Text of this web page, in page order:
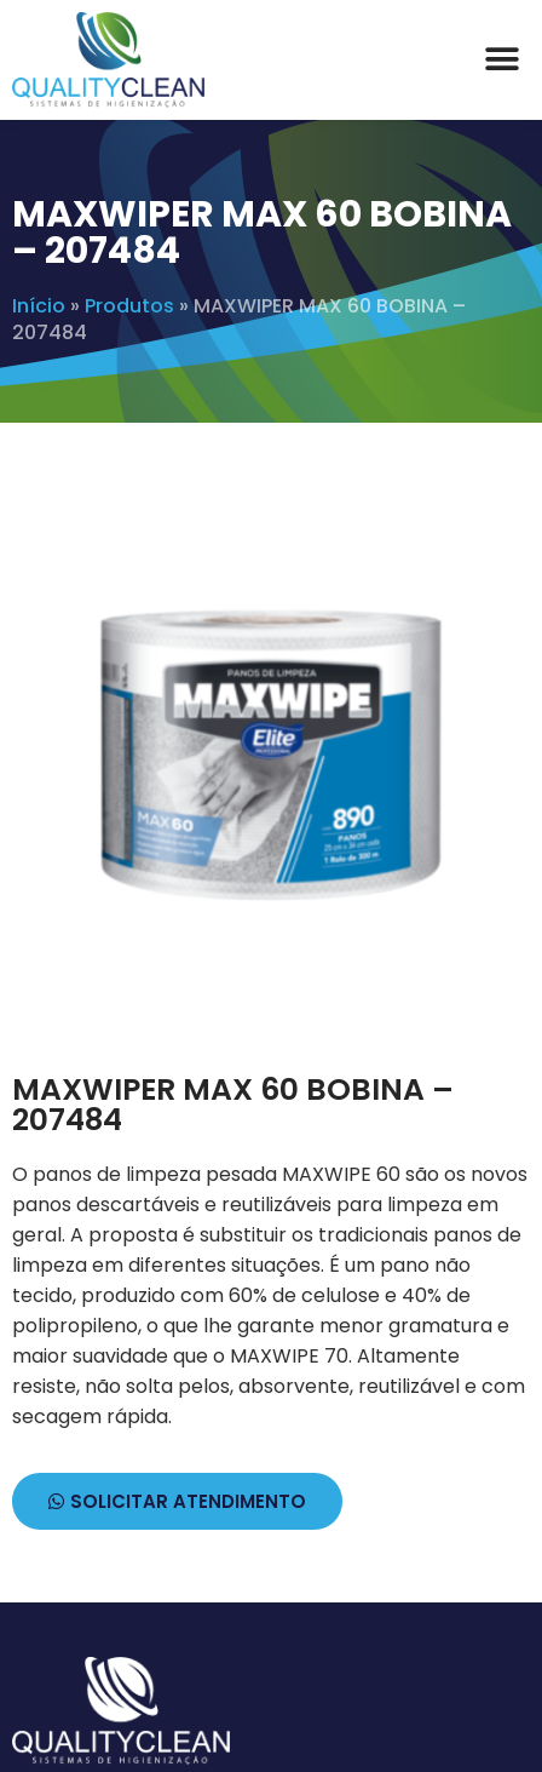
MAXWIPER MAX 60 BOBINA
– 207484
Início » Produtos »MAXWIPER MAX 60 BOBINA –
207484
MAXWIPER MAX 60 BOBINA –
207484
O panos de limpeza pesada MAXWIPE 60 são os novos
panos descartáveis e reutilizáveis para limpeza em
geral. A proposta é substituir os tradicionais panos de
limpeza em diferentes situações. É um pano não
tecido, produzido com 60% de celulose e 40% de
polipropileno, o que lhe garante menor gramatura e
maior suavidade que o MAXWIPE 70. Altamente
resiste, não solta pelos, absorvente, reutilizável e com
secagem rápida.
SOLICITAR ATENDIMENTO